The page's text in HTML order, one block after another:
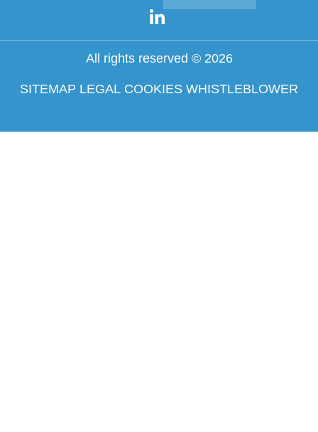
All rights reserved © 2026
SITEMAP LEGAL COOKIES WHISTLEBLOWER